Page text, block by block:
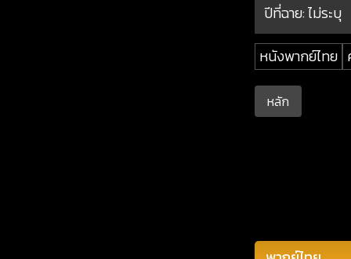
ปีที่ฉาย:ไม่ระบุ
หนังพากย์ไทย
หลัก